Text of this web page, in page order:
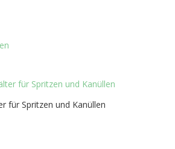
für Spritzen und Kanüllen